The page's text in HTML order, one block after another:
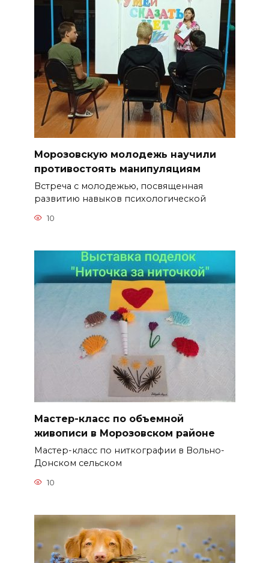
Морозовскую молодежь научили
противостоять манипуляциям
Встреча с молодежью, посвященная
развитию навыков психологической
10
Мастер-класс по объемной
живописи в Морозовском районе
Мастер-класс по ниткографии в Вольно-
Донском сельском
10